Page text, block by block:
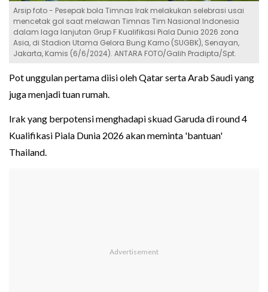
Arsip foto - Pesepak bola Timnas Irak melakukan selebrasi usai
mencetak gol saat melawan Timnas Tim Nasional Indonesia
dalam laga lanjutan Grup F Kualifikasi Piala Dunia 2026 zona
Asia, di Stadion Utama Gelora Bung Karno (SUGBK), Senayan,
Jakarta, Kamis (6/6/2024). ANTARA FOTO/Galih Pradipta/Spt.
Pot unggulan pertama diisi oleh Qatar serta Arab Saudi yang
juga menjadi tuan rumah.
Irak yang berpotensi menghadapi skuad Garuda di round 4
Kualifikasi Piala Dunia 2026 akan meminta 'bantuan'
Thailand.